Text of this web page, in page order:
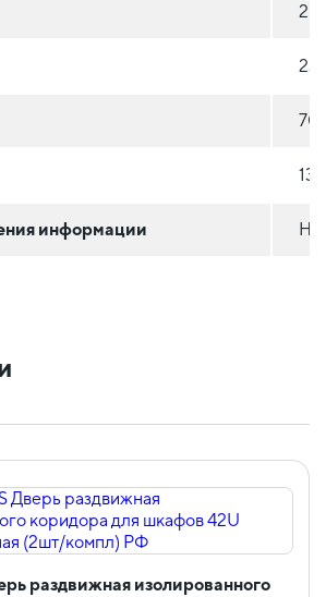
70
134
информации На
раздвижная изолированного